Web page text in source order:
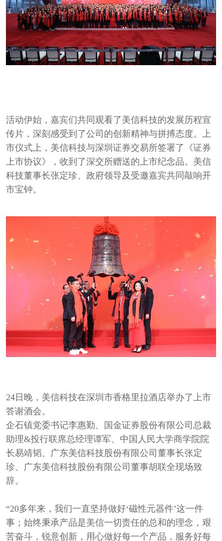
活动伊始，嘉宾们共同观看了美信科技的发展历程宣
传片，深刻感受到了公司的创新精神与拼搏态度。
上
市仪式上，美信科技与深圳证券交易所签署了《证券
上市协议》，收到了深交所赠送的上市纪念品。 美信
科技董事长张定珍、政府领导及受邀嘉宾共同敲响开
市宝钟。
24日晚，美信科技在深圳市香格里拉酒店举办了上市
答谢酒会。
企石镇党委书记李惠勤、国金证券股份有限公司总裁
助理&投行联席总经理谭军、中国人民大学商学院院
长易靖韬、广东美信科技股份有限公司董事长张定
珍、广东美信科技股份有限公司董事胡联全现场致
辞。
“20多年来，我们一直坚持做好‘磁性元器件’这一件
事；始终秉承产品是美信一切责任的总和的理念，艰
苦奋斗，锐意创新，用心做好每一个产品，服务好每